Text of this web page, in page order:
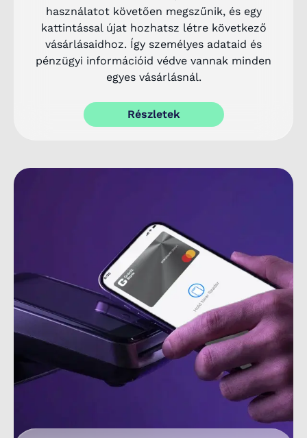
használatot követően megszűnik, és egy
kattintással újat hozhatsz létre következő
vásárlásaidhoz. Így személyes adataid és
pénzügyi információid védve vannak minden
egyes vásárlásnál.
Részletek